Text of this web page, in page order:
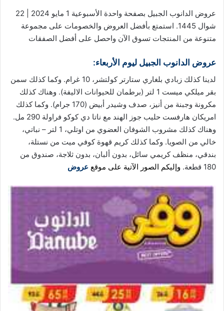
عروض الدانوب الجبيل بصفحة واحدة الأسبوعية 1 مايو 2024 | 22
شوال 1445. استمتع بأفضل العروض والخصومات على مجموعة
متنوعة من المنتجات تسوق الآن واحصل على أفضل الصفقات
عروض الدانوب الجبيل ليوم الأربعاء:
لدينا كذلك زبادي بلغاري ستارتر كولتشر، 10 غرام. وكما كذلك سمن
بقر ميلكي ميست 1 لتر (برطمان للحيوانات الاليفة). وهناك كذلك
مكرونة وجبنة من أنيز، صدف وشيدر أبيض (170 جرام). وكما كذلك
امريكان هارفست حليب جوز الهند مع ناتا دي كوكو فراولة 290 مل.
وهناك كذلك مشروب الشوفان العضوي من اوتلي، 1 لتر – نباتي،
خالي من الصويا. وكما كذلك كريم قهوة كوفي ميت من نستلة،
بندقي، منظف كريمي سائل، بدون ألبان، بدون ثلاجة، صندوق من
180 قطعة.
وإليكم الصور الآتية على موقع عروض